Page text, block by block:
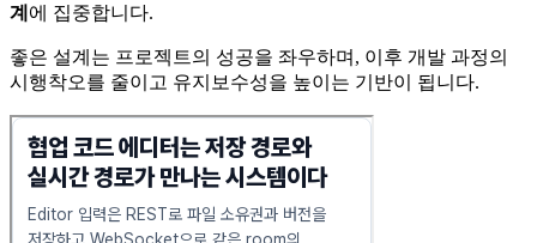
계 에 집중합니다.
좋은 설계는 프로젝트의 성공을 좌우하며, 이후 개발 과정의
시행착오를 줄이고 유지보수성을 높이는 기반이 됩니다.